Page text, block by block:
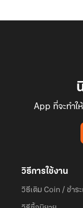
App ที่จะทำใ
วิธีการใช้งาน
วิธีเติม Coin / ชำระ